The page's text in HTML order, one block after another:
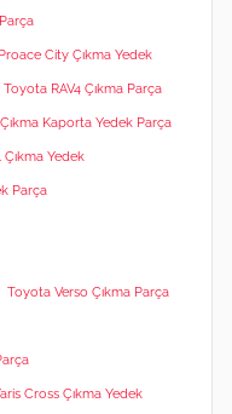
City Çıkma Yedek
Toyota RAV4 Çıkma Parça
Kaporta Yedek Parça
Yedek
Parça
Toyota Verso Çıkma Parça
Cross Çıkma Yedek